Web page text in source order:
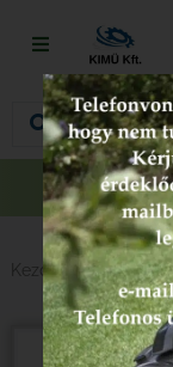
Fűnyírás
Vágás és
Alkatrészek
Kezdőlap/